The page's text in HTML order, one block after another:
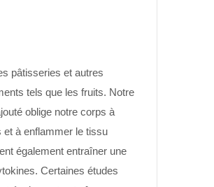
pâtisseries et autres
tels que les fruits. Notre
oblige notre corps à
à enflammer le tissu
également entraîner une
Certaines études